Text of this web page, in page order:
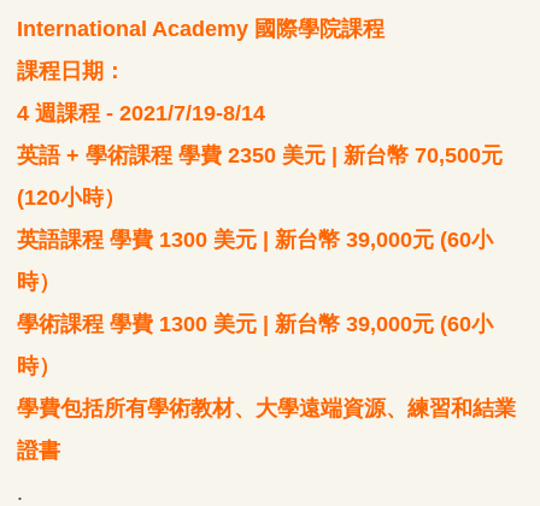
International Academy 國際學院課程
課程日期：
4 週課程 - 2021/7/19-8/14
英語 + 學術課程 學費 2350 美元 | 新台幣 70,500元
(120小時）
英語課程 學費 1300 美元 | 新台幣 39,000元 (60小
時）
學術課程 學費 1300 美元 | 新台幣 39,000元 (60小
時）
學費包括所有學術教材、大學遠端資源、練習和結業
證書
.